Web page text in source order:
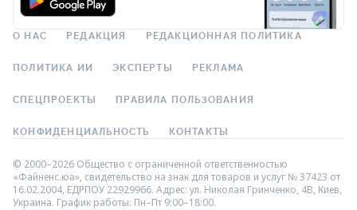
О НАС РЕДАКЦИЯ РЕДАКЦИОННАЯ ПОЛИТИКА
ПОЛИТИКА ИИ ЭКСПЕРТЫ РЕКЛАМА
СПЕЦПРОЕКТЫ ПРАВИЛА ПОЛЬЗОВАНИЯ
КОНФИДЕНЦИАЛЬНОСТЬ КОНТАКТЫ
© 2000–2026 Общество с ограниченной ответственностью
«Файненс.юа», свидетельство на знак для товаров и услуг № 37423 от
16.02.2004, ЕДРПОУ 22929966. Адрес: ул. Николая Гринченко, 4В, Киев,
Украина. График работы: Пн–Пт 9:00–18:00.